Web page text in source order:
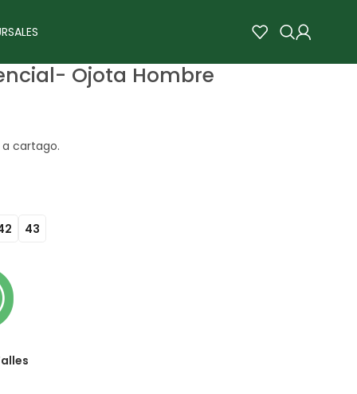
Ojota Hombre
cartago.
43